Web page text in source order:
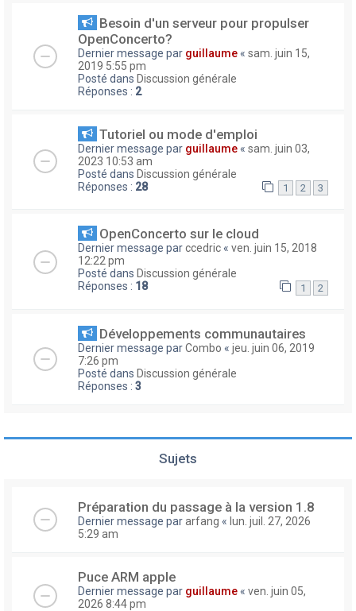
Besoin d'un serveur pour propulser
OpenConcerto?
Dernier message par guillaume « sam. juin 15,
2019 5:55 pm
Posté dans Discussion générale
Réponses : 2
Tutoriel ou mode d'emploi
Dernier message par guillaume « sam. juin 03,
2023 10:53 am
Posté dans Discussion générale
Réponses : 28 1 2 3
OpenConcerto sur le cloud
Dernier message parccedric « ven. juin 15, 2018
12:22 pm
Posté dans Discussion générale
Réponses : 18 1 2
Développements communautaires
Dernier message parCombo « jeu. juin 06, 2019
7:26 pm
Posté dans Discussion générale
Réponses : 3
Sujets
Préparation du passage à la version 1.8
Dernier message pararfang « lun. juil. 27, 2026
5:29 am
Puce ARM apple
Dernier message par guillaume « ven. juin 05,
2026 8:44 pm